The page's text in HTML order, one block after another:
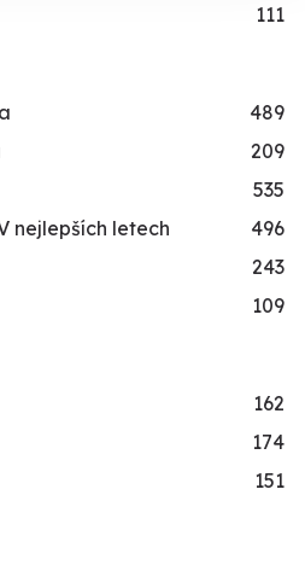
111
489
209
535
nejlepších letech
496
243
109
162
174
151